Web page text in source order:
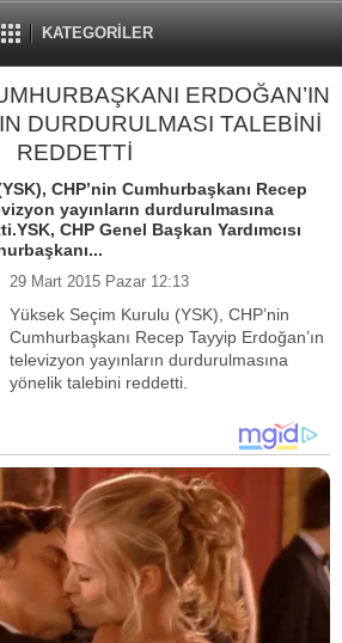
KATEGORİLER
ERDOĞAN’IN
DURDURULMASI TALEBİNİ
REDDETTİ
CHP’nin Cumhurbaşkanı Recep
yayınların durdurulmasına
CHP Genel Başkan Yardımcısı
29 Mart 2015 Pazar 12:13
Yüksek Seçim Kurulu (YSK), CHP’nin
Cumhurbaşkanı Recep Tayyip Erdoğan’ın
televizyon yayınların durdurulmasına
yönelik talebini reddetti.